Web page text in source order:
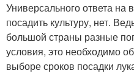
Универсального ответа на
посадить культуру, нет.
большой страны разные
условия, это необходимо
выборе сроков посадки